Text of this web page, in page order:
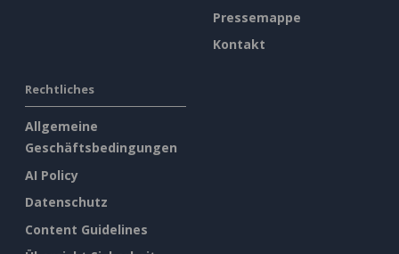
Pressemappe
Kontakt
Rechtliches
Allgemeine
Geschäftsbedingungen
AI Policy
Datenschutz
Content Guidelines